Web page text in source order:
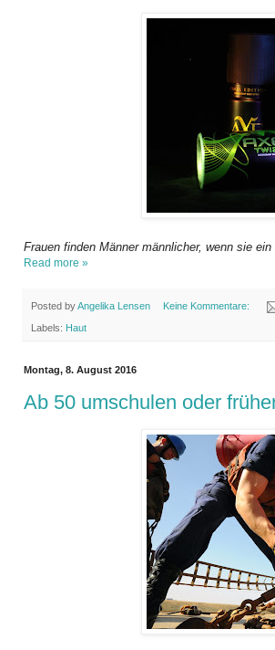
Frauen finden Männer männlicher, wenn sie
Read more »
Posted byAngelika Lensen Keine Kommentare:
Labels: Haut
Montag, 8. August 2016
Ab 50 umschulen oder